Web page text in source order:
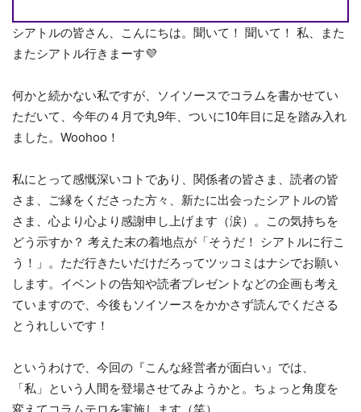
シアトルの皆さん、こんにちは。聞いて！ 聞いて！ 私、また
またシアトル行きまーす💜
何かと続かない私ですが、ソイソースでコラムを書かせてい
ただいて、今年の４月で丸9年、ついに10年目に足を踏み入れ
ました。Woohoo！
私にとって感慨深いコトであり、関係者の皆さま、読者の皆
さま、ご縁をくださった方々、新たに出会ったシアトルの皆
さま、心より心より感謝申し上げます（涙）。この気持ちを
どう示すか？ 考えた末の着地点が「そうだ！ シアトルに行こ
う！」。ただ行きたいだけだろってツッコミはナシでお願い
します。イベントの告知や読者プレゼントなどの企画も考え
ていますので、今後もソイソースをかかさず読んでくださる
とうれしいです！
というわけで、今回の『こんな経営者が面白い』では、
「私」という人間を登場させてみようかと。ちょっと角度を
変えてコラムテロを実施します（笑）